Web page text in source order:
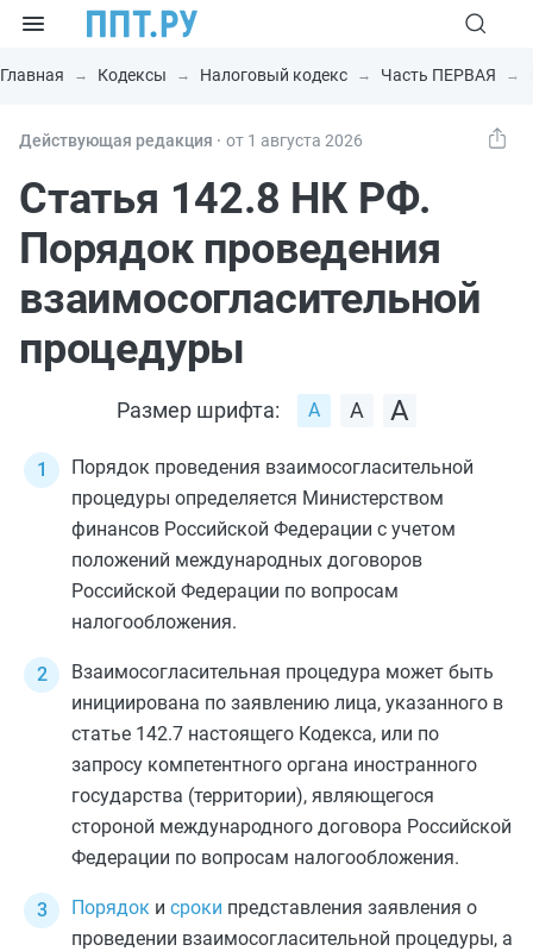
Главная Кодексы Налоговый кодекс Часть ПЕРВАЯ
Действующая редакция ⸱ от 1 августа 2026
Статья 142.8 НК РФ.
Порядок проведения
взаимосогласительной
процедуры
Размер шрифта:
Порядок проведения взаимосогласительной
процедуры определяется Министерством
финансов Российской Федерации с учетом
положений международных договоров
Российской Федерации по вопросам
налогообложения.
Взаимосогласительная процедура может быть
инициирована по заявлению лица, указанного в
статье 142.7 настоящего Кодекса, или по
запросу компетентного органа иностранного
государства (территории), являющегося
стороной международного договора Российской
Федерации по вопросам налогообложения.
Порядок и сроки представления заявления о
проведении взаимосогласительной процедуры, а